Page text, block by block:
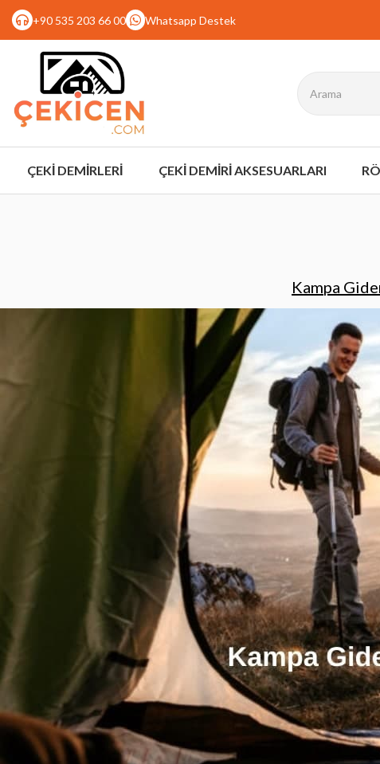
+90 535 203 66 00 Whatsapp Destek
ÇEKİ DEMİRLERİ ÇEKİ DEMİRİ AKSESUARLARI
Kampa